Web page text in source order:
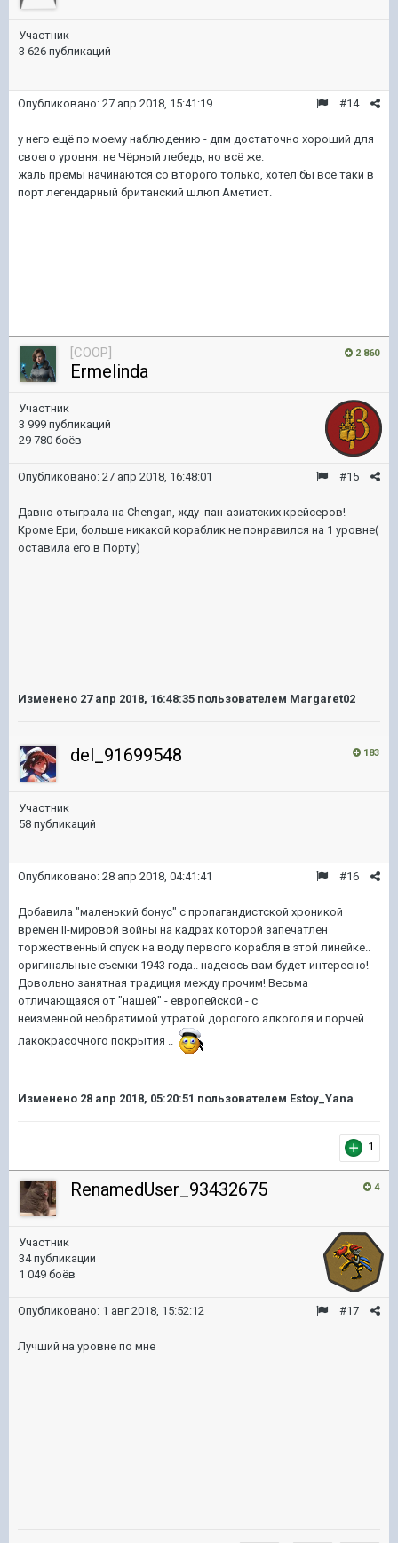
Участник
3 626 публикаций
#14
Опубликовано: 27 апр 2018, 15:41:19
у него ещё по моему наблюдению - дпм достаточно хороший для
своего уровня. не Чёрный лебедь, но всё же.
жаль премы начинаются со второго только, хотел бы всё таки в
порт легендарный британский шлюп Аметист.
2 860
[COOP]
Ermelinda
Участник
3 999 публикаций
29 780 боёв
#15
Опубликовано: 27 апр 2018, 16:48:01
Давно отыграла на Chengan, жду пан-азиатских крейсеров!
Кроме Ери, больше никакой кораблик не понравился на 1 уровне(
оставила его в Порту)
Изменено 27 апр 2018, 16:48:35 пользователем Margaret02
183
del_91699548
Участник
58 публикаций
#16
Опубликовано: 28 апр 2018, 04:41:41
Добавила "маленький бонус" с пропагандистской хроникой
времен II-мировой войны на кадрах которой запечатлен
торжественный спуск на воду первого корабля в этой линейке..
оригинальные съемки 1943 года.. надеюсь вам будет интересно!
Довольно занятная традиция между прочим! Весьма
отличающаяся от "нашей" - европейской - с
неизменной необратимой утратой дорогого алкоголя и порчей
лакокрасочного покрытия ..
Изменено 28 апр 2018, 05:20:51 пользователем Estoy_Yana
1
4
RenamedUser_93432675
Участник
34 публикации
1 049 боёв
#17
Опубликовано: 1 авг 2018, 15:52:12
Лучший на уровне по мне